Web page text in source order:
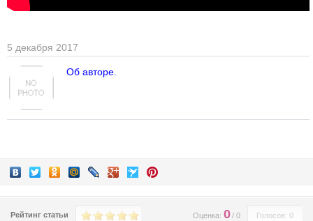
5 декабря 2017
Об авторе.
Рейтинг статьи Голосов: 0
Оценка: 0/ 0